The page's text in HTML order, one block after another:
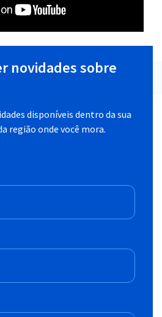
novidades sobre
disponíveis dentro da sua
região onde você mora.